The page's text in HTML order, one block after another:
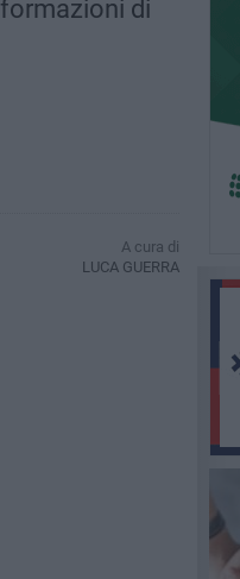
di
A cura di
LUCA GUERRA